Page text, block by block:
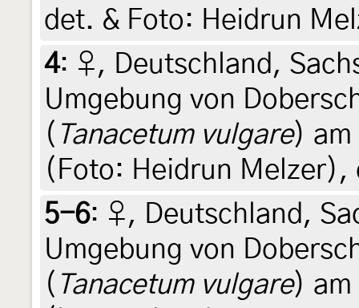
det. & Foto: Heidrun
4: ♀, Deutschland,
Umgebung von
( Tanacetum vulgare) am
(Foto: Heidrun
5-6: ♀, Deutschland,
Umgebung von
( Tanacetum vulgare) am